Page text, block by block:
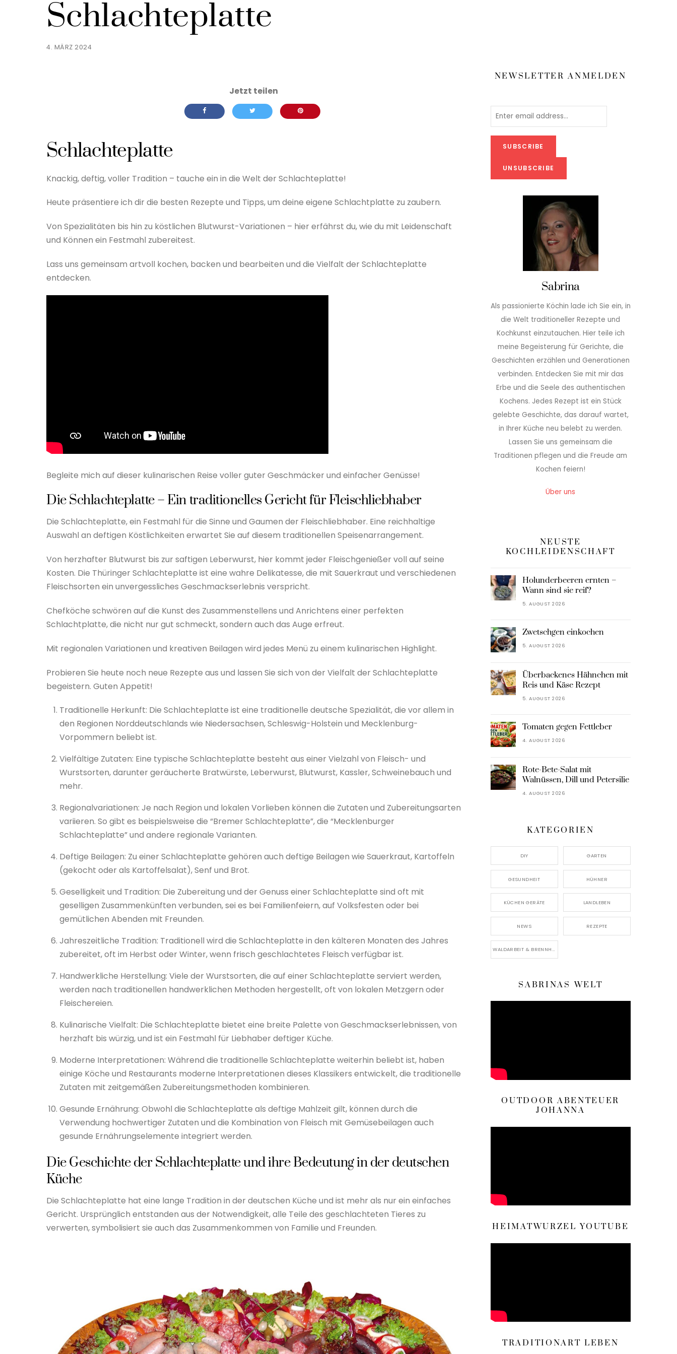
4. MÄRZ 2024
Schlachteplatte
Schlachteplatte
Knackig, deftig, voller Tradition – tauche ein in die Welt der Schlachteplatte!
Heute präsentiere ich dir die besten Rezepte und Tipps, um deine eigene Schlachtplatte zu zaubern.
Von Spezialitäten bis hin zu köstlichen Blutwurst-Variationen – hier erfährst du, wie du mit Leidenschaft
und Können ein Festmahl zubereitest.
Lass uns gemeinsam artvoll kochen, backen und bearbeiten und die Vielfalt der Schlachteplatte
entdecken.
Begleite mich auf dieser kulinarischen Reise voller guter Geschmäcker und einfacher Genüsse!
Die Schlachteplatte – Ein traditionelles Gericht für Fleischliebhaber
Die Schlachteplatte, ein Festmahl für die Sinne und Gaumen der Fleischliebhaber. Eine reichhaltige
Auswahl an deftigen Köstlichkeiten erwartet Sie auf diesem traditionellen Speisenarrangement.
Von herzhafter Blutwurst bis zur saftigen Leberwurst, hier kommt jeder Fleischgenießer voll auf seine
Kosten. Die Thüringer Schlachteplatte ist eine wahre Delikatesse, die mit Sauerkraut und verschiedenen
Fleischsorten ein unvergessliches Geschmackserlebnis verspricht.
Chefköche schwören auf die Kunst des Zusammenstellens und Anrichtens einer perfekten
Schlachtplatte, die nicht nur gut schmeckt, sondern auch das Auge erfreut.
Mit regionalen Variationen und kreativen Beilagen wird jedes Menü zu einem kulinarischen Highlight.
Probieren Sie heute noch neue Rezepte aus und lassen Sie sich von der Vielfalt der Schlachteplatte
begeistern. Guten Appetit!
Traditionelle Herkunft: Die Schlachteplatte ist eine traditionelle deutsche Spezialität, die vor allem in
den Regionen Norddeutschlands wie Niedersachsen, Schleswig-Holstein und Mecklenburg-
Vorpommern beliebt ist.
Vielfältige Zutaten: Eine typische Schlachteplatte besteht aus einer Vielzahl von Fleisch- und
Wurstsorten, darunter geräucherte Bratwürste, Leberwurst, Blutwurst, Kassler, Schweinebauch und
mehr.
Regionalvariationen: Je nach Region und lokalen Vorlieben können die Zutaten und Zubereitungsarten
variieren. So gibt es beispielsweise die “Bremer Schlachteplatte”, die “Mecklenburger
Schlachteplatte” und andere regionale Varianten.
Deftige Beilagen: Zu einer Schlachteplatte gehören auch deftige Beilagen wie Sauerkraut, Kartoffeln
(gekocht oder als Kartoffelsalat), Senf und Brot.
Geselligkeit und Tradition: Die Zubereitung und der Genuss einer Schlachteplatte sind oft mit
geselligen Zusammenkünften verbunden, sei es bei Familienfeiern, auf Volksfesten oder bei
gemütlichen Abenden mit Freunden.
Jahreszeitliche Tradition: Traditionell wird die Schlachteplatte in den kälteren Monaten des Jahres
zubereitet, oft im Herbst oder Winter, wenn frisch geschlachtetes Fleisch verfügbar ist.
Handwerkliche Herstellung: Viele der Wurstsorten, die auf einer Schlachteplatte serviert werden,
werden nach traditionellen handwerklichen Methoden hergestellt, oft von lokalen Metzgern oder
Fleischereien.
Kulinarische Vielfalt: Die Schlachteplatte bietet eine breite Palette von Geschmackserlebnissen, von
herzhaft bis würzig, und ist ein Festmahl für Liebhaber deftiger Küche.
Moderne Interpretationen: Während die traditionelle Schlachteplatte weiterhin beliebt ist, haben
einige Köche und Restaurants moderne Interpretationen dieses Klassikers entwickelt, die traditionelle
Zutaten mit zeitgemäßen Zubereitungsmethoden kombinieren.
Gesunde Ernährung: Obwohl die Schlachteplatte als deftige Mahlzeit gilt, können durch die
Verwendung hochwertiger Zutaten und die Kombination von Fleisch mit Gemüsebeilagen auch
gesunde Ernährungselemente integriert werden.
Die Geschichte der Schlachteplatte und ihre Bedeutung in der deutschen
Küche
Die Schlachteplatte hat eine lange Tradition in der deutschen Küche und ist mehr als nur ein einfaches
Gericht. Ursprünglich entstanden aus der Notwendigkeit, alle Teile des geschlachteten Tieres zu
verwerten, symbolisiert sie auch das Zusammenkommen von Familie und Freunden.
NEWSLETTER ANMELDEN
Sabrina
Als passionierte Köchin lade ich Sie ein, in
die Welt traditioneller Rezepte und
Kochkunst einzutauchen. Hier teile ich
meine Begeisterung für Gerichte, die
Geschichten erzählen und Generationen
verbinden. Entdecken Sie mit mir das
Erbe und die Seele des authentischen
Kochens. Jedes Rezept ist ein Stück
gelebte Geschichte, das darauf wartet,
in Ihrer Küche neu belebt zu werden.
Lassen Sie uns gemeinsam die
Traditionen pflegen und die Freude am
Kochen feiern!
Über uns
NEUSTE
KOCHLEIDENSCHAFT
Holunderbeeren ernten –
Wann sind sie reif?
5. AUGUST 2026
Zwetschgen einkochen
5. AUGUST 2026
Überbackenes Hähnchen mit
Reis und Käse Rezept
5. AUGUST 2026
Tomaten gegen Fettleber
4. AUGUST 2026
Rote-Bete-Salat mit
Walnüssen, Dill und Petersilie
4. AUGUST 2026
KATEGORIEN
DIY GARTEN
GESUNDHEIT HÜHNER
KÜCHEN GERÄTE LANDLEBEN
NEWS REZEPTE
WALDARBEIT & BRENNHOLZ
SABRINAS WELT
OUTDOOR ABENTEUER
JOHANNA
HEIMATWURZEL YOUTUBE
TRADITIONART LEBEN